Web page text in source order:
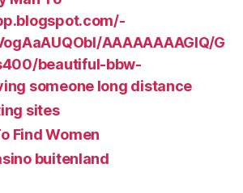
AAAAAAAAGIQ/G
beautiful-bbw-
someone long distance
sites
Find Women
buitenland